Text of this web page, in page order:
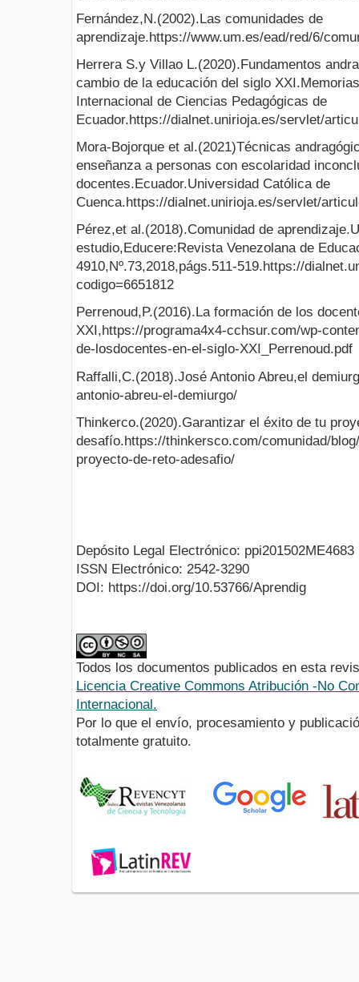
Fernández,N.(2002).Las comunidades de
aprendizaje.https://www.um.es/ead/red/6/
Herrera S.y Villao L.(2020).Fundamentos
cambio de la educación del siglo
Internacional de Ciencias Pedagógicas de
Ecuador.https://dialnet.unirioja.es/servlet/
Mora-Bojorque et al.(2021)Técnicas
enseñanza a personas con escolaridad
docentes.Ecuador.Universidad Católica de
Cuenca.https://dialnet.unirioja.es/servlet/
Pérez,et al.(2018).Comunidad de
estudio,Educere:Revista Venezolana de
4910,Nº.73,2018,págs.511-519.https://
codigo=6651812
Perrenoud,P.(2016).La formación de los
XXI,https://programa4x4-cchsur.com/wp-
de-losdocentes-en-el-siglo-XXI_Perrenoud.pdf
Raffalli,C.(2018).José Antonio Abreu,el
antonio-abreu-el-demiurgo/
Thinkerco.(2020).Garantizar el éxito de tu
desafío.https://thinkersco.com/comunidad/
proyecto-de-reto-adesafio/
Depósito Legal Electrónico: ppi201502ME4683
ISSN Electrónico: 2542-3290
DOI: https://doi.org/10.53766/Aprendig
Todos los documentos publicados en esta
Licencia Creative Commons Atribución -No
Internacional.
Por lo que el envío, procesamiento y
totalmente gratuito.